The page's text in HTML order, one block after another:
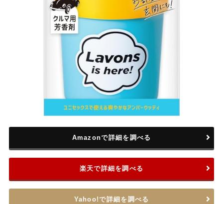
Amazonで詳細を調べる
楽天で詳細を調べる
Yahoo!で詳細を調べる